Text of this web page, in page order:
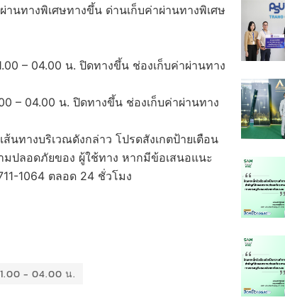
นทางพิเศษทางขึ้น ด่านเก็บค่าผ่านทางพิเศษ
– 04.00 น. ปิดทางขึ้น ช่องเก็บค่าผ่านทาง
– 04.00 น. ปิดทางขึ้น ช่องเก็บค่าผ่านทาง
ทางบริเวณดังกล่าว โปรดสังเกตป้ายเตือน
ปลอดภัยของ ผู้ใช้ทาง หากมีข้อเสนอแนะ
1064 ตลอด 24 ชั่วโมง
- 04.00 น.